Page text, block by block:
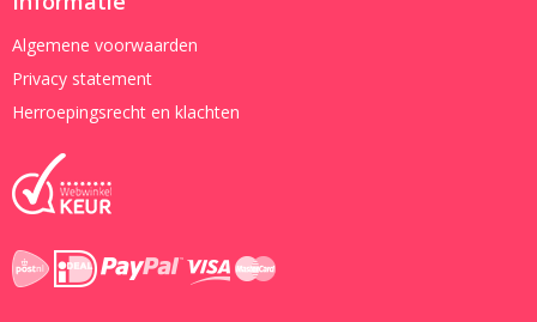
Algemene voorwaarden
Privacy statement
Herroepingsrecht en klachten